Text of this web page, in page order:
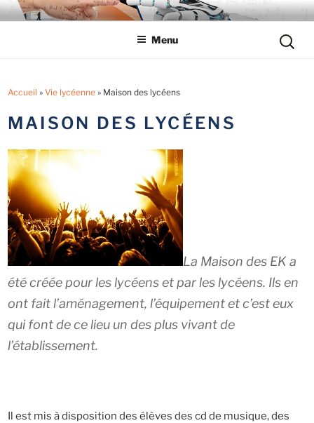
Aller
auLYCÉE LES EUCALYPTUS
Tout savoir sur le lycée professionnel
Menu
pour
Accueil » Vie lycéenne» Maison des lycéens
MAISON DES LYCÉENS
La Maison des EK a
été créée pour les lycéens et par les lycéens. Ils en
ont fait l’aménagement, l’équipement et c’est eux
qui font de ce lieu un des plus vivant de
l’établissement.
Il est mis à disposition des élèves des cd de musique, des